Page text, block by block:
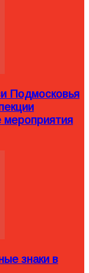
Подмосковья
мероприятия
знаки в